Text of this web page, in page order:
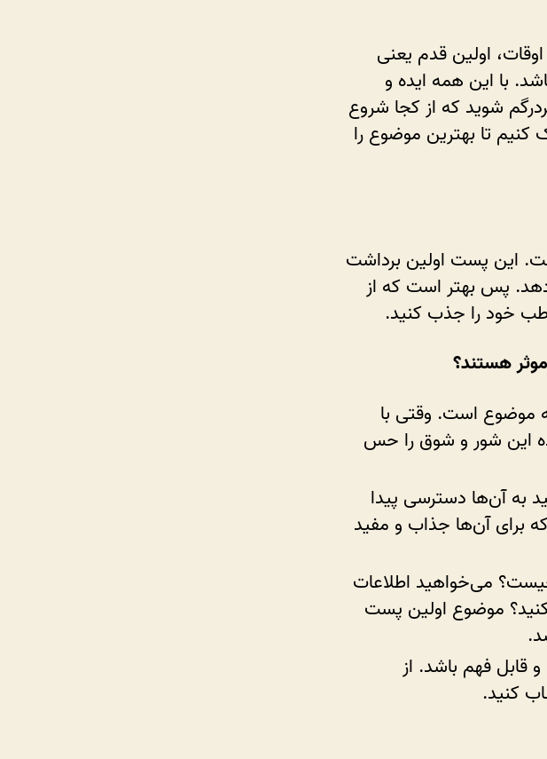
برای
پست
اول
اولین قدم یعنی
با این همه ایده و
شوید که از کجا شروع
تا بهترین موضوع را
این پست اولین برداشت
پس بهتر است که از
خود را جذب کنید.
هستند؟
موضوع است. وقتی با
این شور و شوق را حس
به آن‌ها دسترسی پیدا
برای آن‌ها جذاب و مفید
می‌خواهید اطلاعات
موضوع اولین پست
قابل فهم باشد. از
کنید.